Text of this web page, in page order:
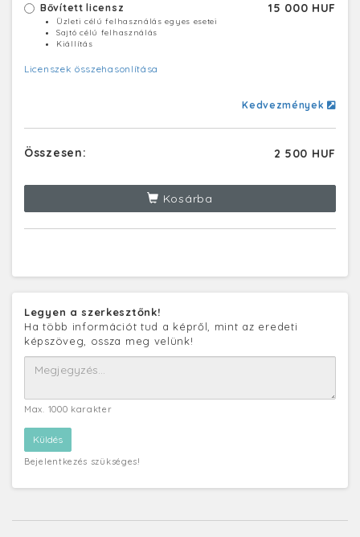
Bővített licensz 15 000 HUF
Üzleti célú felhasználás egyes esetei
Sajtó célú felhasználás
Kiállítás
Licenszek összehasonlítása
Kedvezmények
Összesen: 2 500 HUF
Kosárba
Legyen a szerkesztőnk!
Ha több információt tud a képről, mint az eredeti
képszöveg, ossza meg velünk!
Max. 1000 karakter
Bejelentkezés szükséges!